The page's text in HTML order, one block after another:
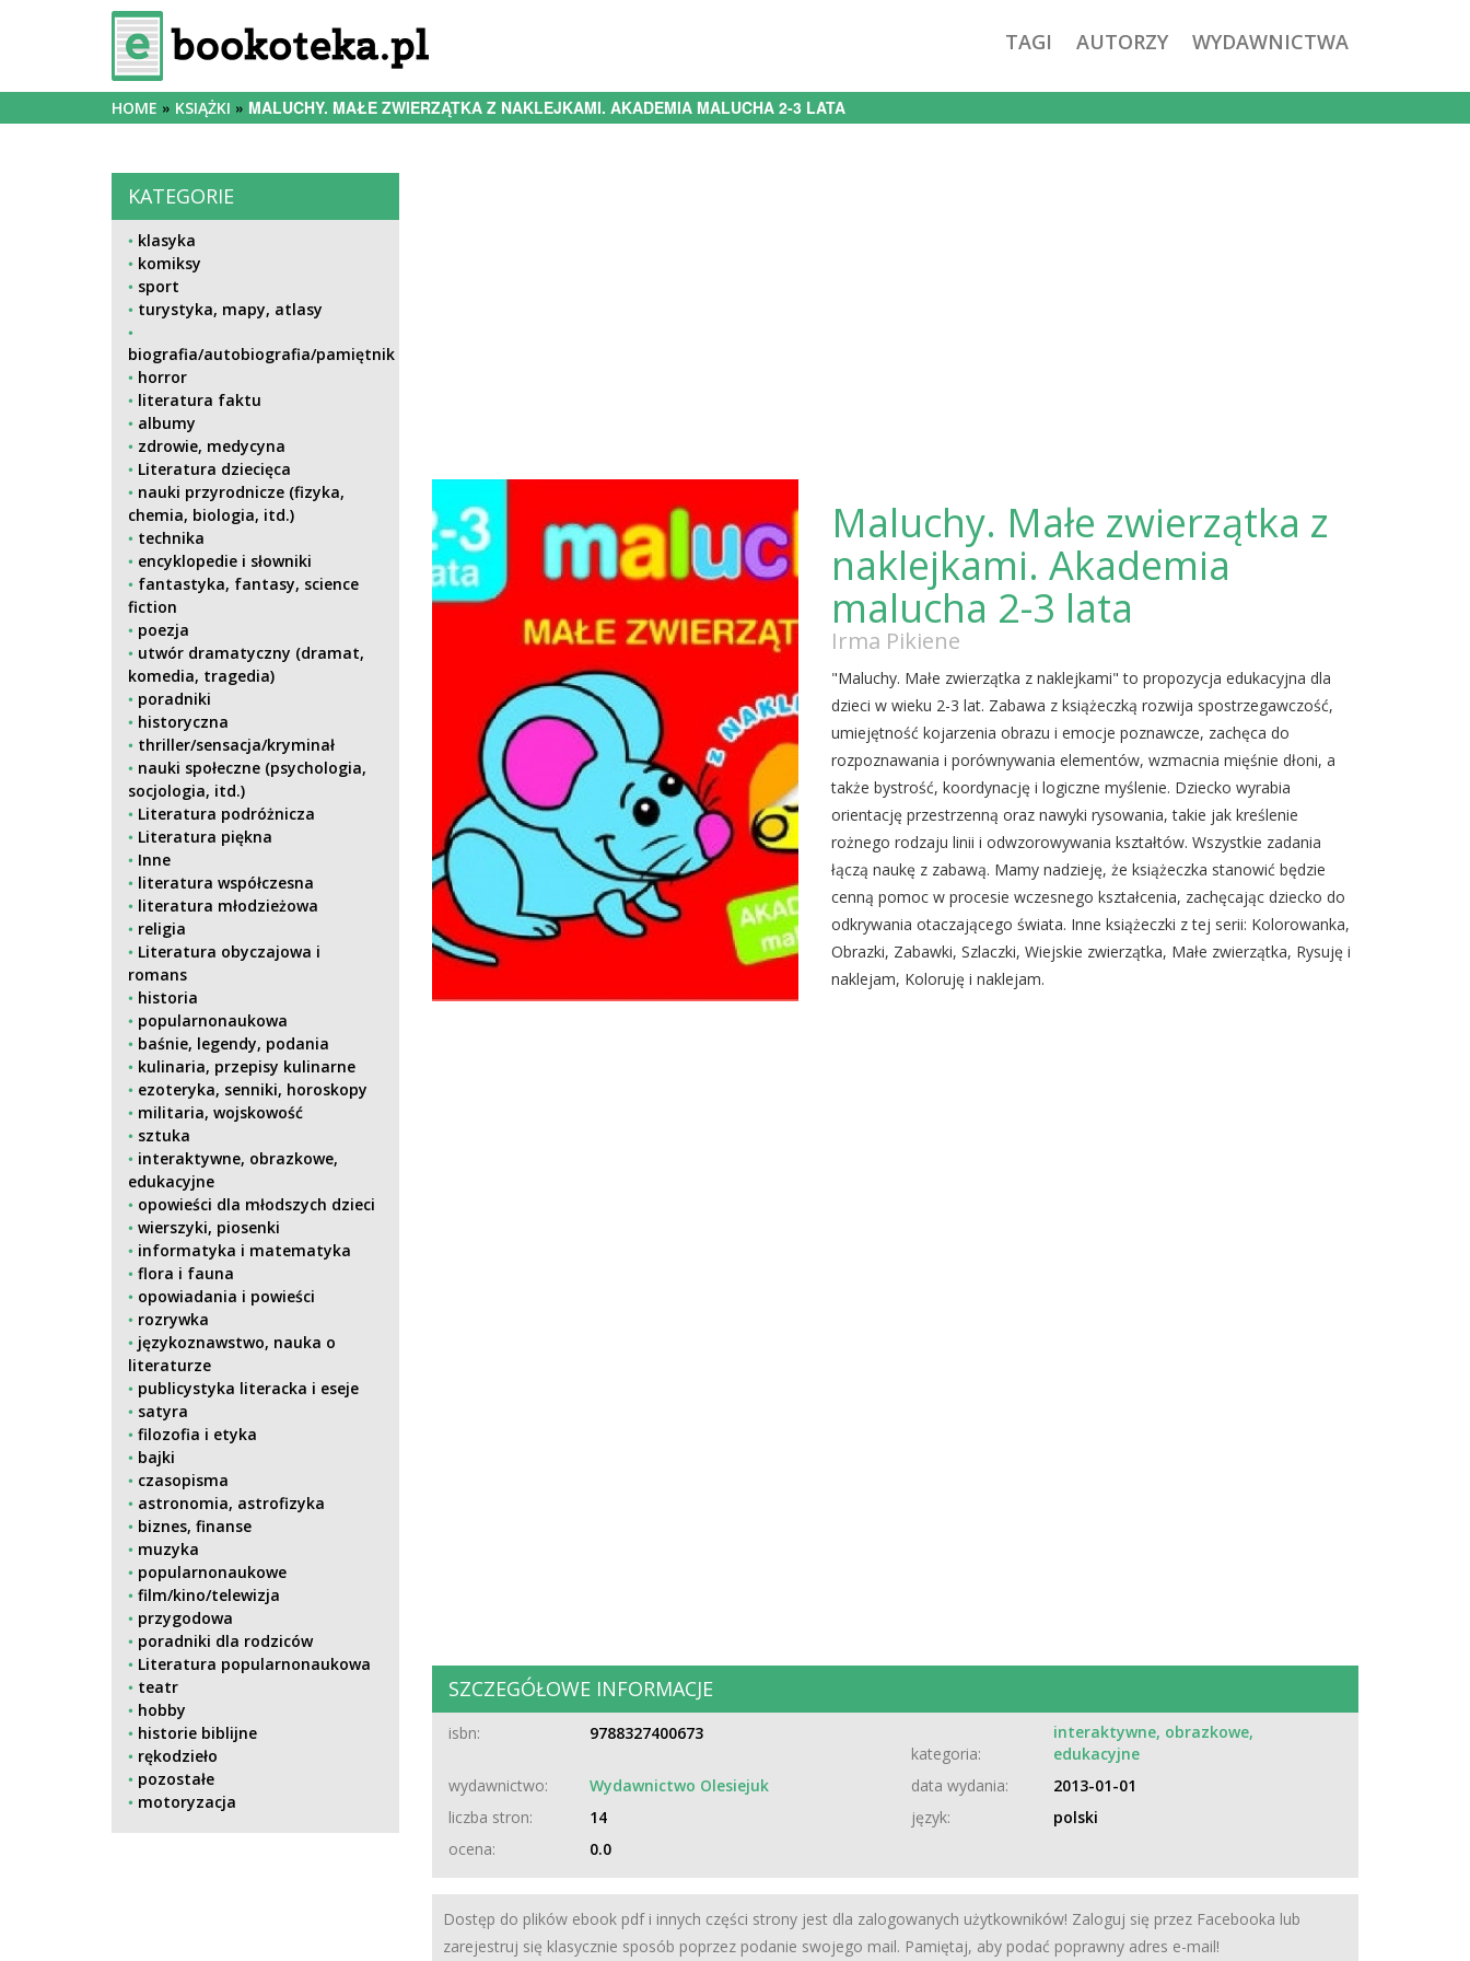
TAGI AUTORZY WYDAWNICTWA
HOME KSIĄŻKI MALUCHY. MAŁE ZWIERZĄTKA Z NAKLEJKAMI. AKADEMIA MALUCHA 2-3 LATA
KATEGORIE
klasyka
komiksy
sport
turystyka, mapy, atlasy
biografia/autobiografia/pamiętnik
horror
literatura faktu
albumy
zdrowie, medycyna
Literatura dziecięca
nauki przyrodnicze (fizyka,
chemia, biologia, itd.)
technika
encyklopedie i słowniki
fantastyka, fantasy, science
fiction
poezja
utwór dramatyczny (dramat,
komedia, tragedia)
poradniki
historyczna
thriller/sensacja/kryminał
nauki społeczne (psychologia,
socjologia, itd.)
Literatura podróżnicza
Literatura piękna
Inne
literatura współczesna
literatura młodzieżowa
religia
Literatura obyczajowa i
romans
historia
popularnonaukowa
baśnie, legendy, podania
kulinaria, przepisy kulinarne
ezoteryka, senniki, horoskopy
militaria, wojskowość
sztuka
interaktywne, obrazkowe,
edukacyjne
opowieści dla młodszych dzieci
wierszyki, piosenki
informatyka i matematyka
flora i fauna
opowiadania i powieści
rozrywka
językoznawstwo, nauka o
literaturze
publicystyka literacka i eseje
satyra
filozofia i etyka
bajki
czasopisma
astronomia, astrofizyka
biznes, finanse
muzyka
popularnonaukowe
film/kino/telewizja
przygodowa
poradniki dla rodziców
Literatura popularnonaukowa
teatr
hobby
historie biblijne
rękodzieło
pozostałe
motoryzacja
Maluchy. Małe zwierzątka z
naklejkami. Akademia
malucha 2-3 lata
Irma Pikiene
"Maluchy. Małe zwierzątka z naklejkami" to propozycja edukacyjna dla
dzieci w wieku 2-3 lat. Zabawa z książeczką rozwija spostrzegawczość,
umiejętność kojarzenia obrazu i emocje poznawcze, zachęca do
rozpoznawania i porównywania elementów, wzmacnia mięśnie dłoni, a
także bystrość, koordynację i logiczne myślenie. Dziecko wyrabia
orientację przestrzenną oraz nawyki rysowania, takie jak kreślenie
rożnego rodzaju linii i odwzorowywania kształtów. Wszystkie zadania
łączą naukę z zabawą. Mamy nadzieję, że książeczka stanowić będzie
cenną pomoc w procesie wczesnego kształcenia, zachęcając dziecko do
odkrywania otaczającego świata. Inne książeczki z tej serii: Kolorowanka,
Obrazki, Zabawki, Szlaczki, Wiejskie zwierzątka, Małe zwierzątka, Rysuję i
naklejam, Koloruję i naklejam.
SZCZEGÓŁOWE INFORMACJE
isbn:
9788327400673
kategoria:
interaktywne, obrazkowe,
edukacyjne
wydawnictwo:
Wydawnictwo Olesiejuk data wydania:
2013-01-01
liczba stron:
14 język:
polski
ocena:
0.0
Dostęp do plików ebook pdf i innych części strony jest dla zalogowanych użytkowników! Zaloguj się przez Facebooka lub
zarejestruj się klasycznie sposób poprzez podanie swojego mail. Pamiętaj, aby podać poprawny adres e-mail!